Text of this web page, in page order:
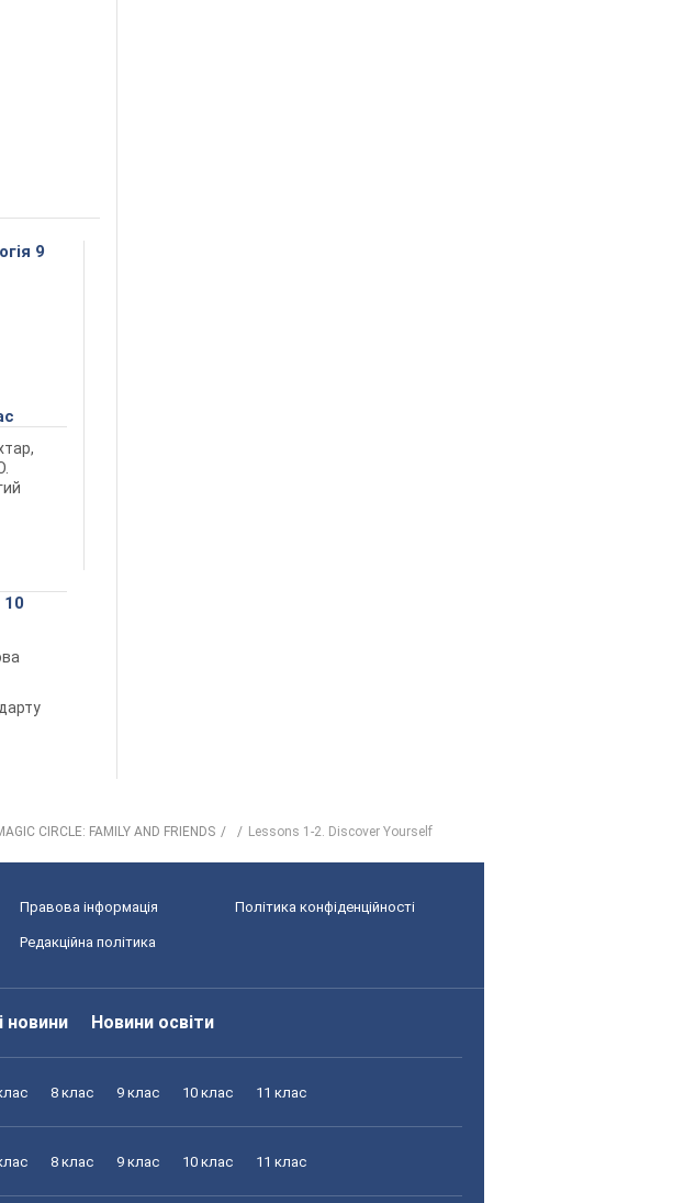
9
10
CIRCLE: FAMILY AND FRIENDS Lessons 1-2. Discover Yourself
Правова інформація Політика конфіденційності
Редакційна політика
новини Новини освіти
8 клас 9 клас 10 клас 11 клас
8 клас 9 клас 10 клас 11 клас